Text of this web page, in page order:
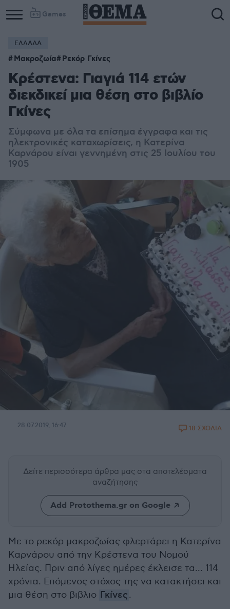
Games
ΕΛΛΑΔΑ
Μακροζωία Ρεκόρ Γκίνες
Κρέστενα: Γιαγιά 114 ετών
διεκδικεί μια θέση στο βιβλίο
Γκίνες
Σύμφωνα με όλα τα επίσημα έγγραφα και τις
ηλεκτρονικές καταχωρίσεις, η Κατερίνα
Καρνάρου είναι γεννημένη στις 25 Ιουλίου του
1905
28.07.2019, 16:47 18 ΣΧΟΛΙΑ
Δείτε περισσότερα άρθρα μας στα αποτελέσματα
αναζήτησης
Add Protothema.gr on Google
Με το ρεκόρ μακροζωίας φλερτάρει η Κατερίνα
Καρνάρου από την Κρέστενα του Νομού
Ηλείας. Πριν από λίγες ημέρες έκλεισε τα... 114
χρόνια. Επόμενος στόχος της να κατακτήσει και
μια θέση στο βιβλιο Γκίνες.